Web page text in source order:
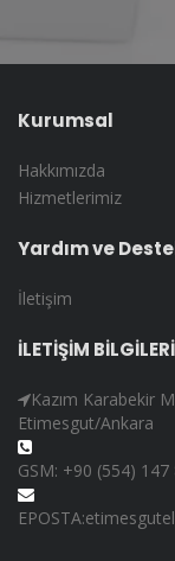
Kurumsal
Hakkımızda
Hizmetlerimiz
Yardım ve
İletişim
İLETİŞİM BİLGİLERİ
Kazım Karabekir
Etimesgut/Ankara
GSM: +90 (554) 147